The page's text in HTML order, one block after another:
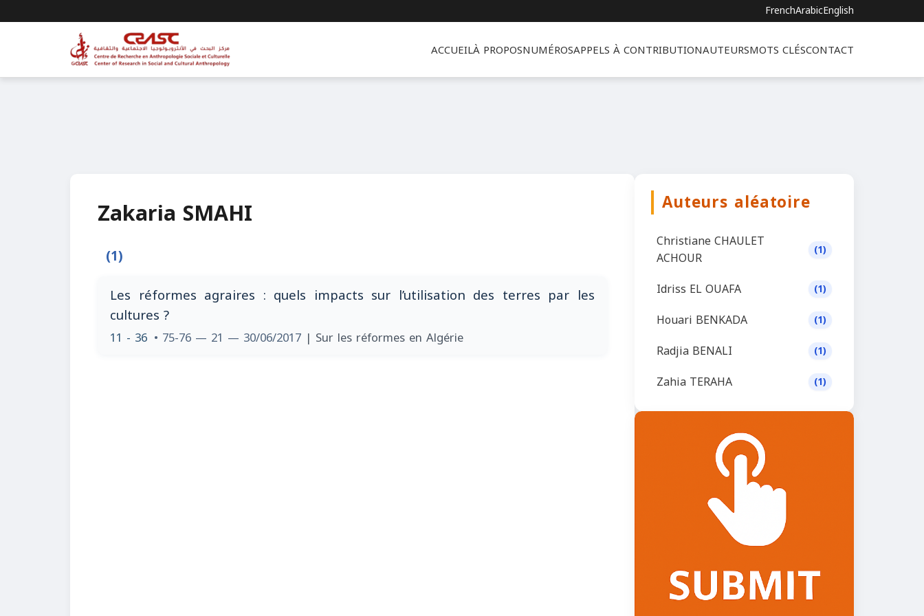
FrenchArabicEnglish
ACCUEILÀ PROPOSNUMÉROSAPPELS À CONTRIBUTIONAUTEURSMOTS CLÉSCONTACT
Zakaria SMAHI
(1)
Les réformes agraires : quels impacts sur l’utilisation des terres par les
cultures ?
11 - 36 • 75-76 — 21 — 30/06/2017 | Sur les réformes en Algérie
Auteurs aléatoire
Christiane CHAULET
ACHOUR
(1)
Idriss EL OUAFA (1)
Houari BENKADA (1)
Radjia BENALI (1)
Zahia TERAHA (1)